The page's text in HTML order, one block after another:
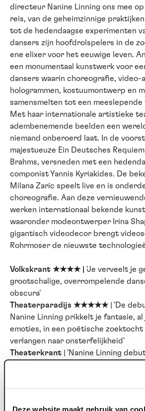
Deze website maakt gebruik van
directeur Nanine Linning ons mee
reis, van de geheimzinnige
tot de hedendaagse experimenten
dansers zijn hoofdrolspelers in de
ene elixer voor het eeuwige leven.
een monumentaal kunstwerk voor
dansers waarin choreografie, video-
hologrammen, kostuumontwerp en
samensmelten tot een
Met haar internationale artistieke
adembenemende beelden een
niemand onberoerd laat. In de
majestueuze Ein Deutsches
Brahms, versneden met een
componist Yannis Kyriakides. De
Milana Zaric speelt live en is
choreografie. Aan deze
werken internationaal bekende
waaronder modeontwerper Irina
gigantisch videodecor brengt
Rohrmoser de nieuwste
Volkskrant ★★★★ | 'Je verveelt je
grootschalige, overrompelende
obscura'
Theaterparadijs ★★★★★
| 'De
Nanine Linning prikkelt je fantasie,
emoties, in een poëtische zoektocht
verlangen naar onsterfelijkheid'
Theaterkrant
| 'Nanine Linning
Met gratis voorprogramma om